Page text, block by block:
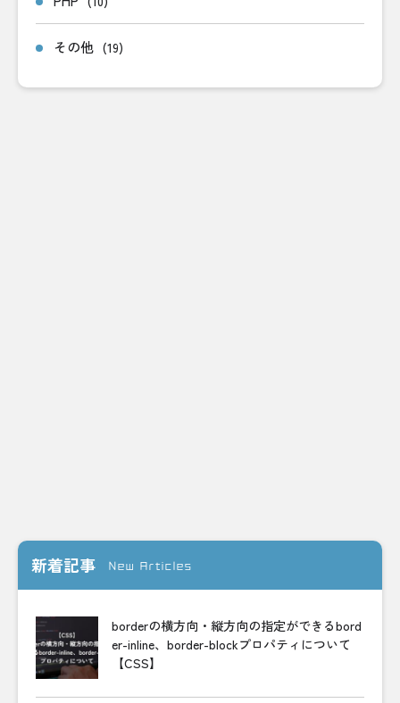
その他 (19)
新着記事 New Articles
borderの横方向・縦方向の指定ができるbord
er-inline、border-blockプロパティについて
【CSS】